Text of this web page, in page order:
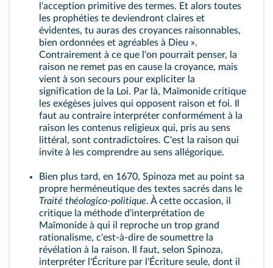
l'acception primitive des termes. Et alors toutes
les prophéties te deviendront claires et
évidentes, tu auras des croyances raisonnables,
bien ordonnées et agréables à Dieu ».
Contrairement à ce que l'on pourrait penser, la
raison ne remet pas en cause la croyance, mais
vient à son secours pour expliciter la
signification de la Loi. Par là, Maïmonide critique
les exégèses juives qui opposent raison et foi. Il
faut au contraire interpréter conformément à la
raison les contenus religieux qui, pris au sens
littéral, sont contradictoires. C'est la raison qui
invite à les comprendre au sens allégorique.
Bien plus tard, en 1670, Spinoza met au point sa
propre herméneutique des textes sacrés dans le
Traité théologico-politique. À cette occasion, il
critique la méthode d'interprétation de
Maïmonide à qui il reproche un trop grand
rationalisme, c'est‑à‑dire de soumettre la
révélation à la raison. Il faut, selon Spinoza,
interpréter l'Écriture par l'Écriture seule, dont il